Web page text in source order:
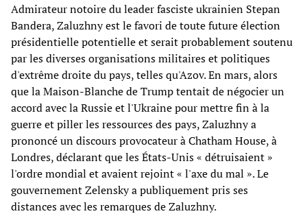
Admirateur notoire du leader fasciste ukrainien Stepan
Bandera, Zaluzhny est le favori de toute future élection
présidentielle potentielle et serait probablement soutenu
par les diverses organisations militaires et politiques
d'extrême droite du pays, telles qu'Azov. En mars, alors
que la Maison-Blanche de Trump tentait de négocier un
accord avec la Russie et l'Ukraine pour mettre fin à la
guerre et piller les ressources des pays, Zaluzhny a
prononcé un discours provocateur à Chatham House, à
Londres, déclarant que les États-Unis « détruisaient »
l'ordre mondial et avaient rejoint « l'axe du mal ». Le
gouvernement Zelensky a publiquement pris ses
distances avec les remarques de Zaluzhny.